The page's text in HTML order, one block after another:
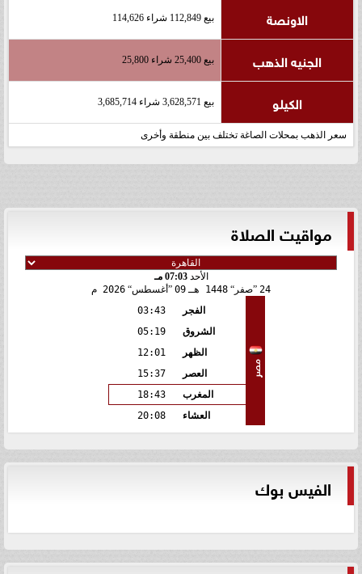
الاونصة بيع 112,849 شراء 114,626
الجنيه الذهب بيع 25,400 شراء 25,800
الكيلو بيع 3,628,571 شراء 3,685,714
سعر الذهب بمحلات الصاغة تختلف بين منطقة وأخرى
مواقيت الصلاة
الأحد07:03 مـ
24
صفر 1448 هـ 09 أغسطس 2026 م
مصر
الفجر
03:43
الشروق
05:19
الظهر
12:01
العصر
15:37
المغرب
18:43
العشاء
20:08
الفيس بوك